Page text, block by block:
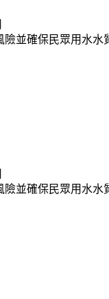
並確保民眾用水
並確保民眾用水